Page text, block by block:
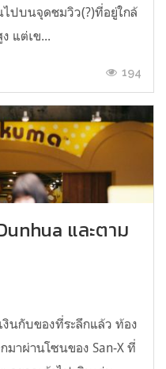
ไปบนจุดชมวิว(?)ที่อยู่ใกล้
แต่เข...
194
และตาม
นกับของที่ระลึกแล้ว ท้อง
มาผ่านโซนของ San-X ที่